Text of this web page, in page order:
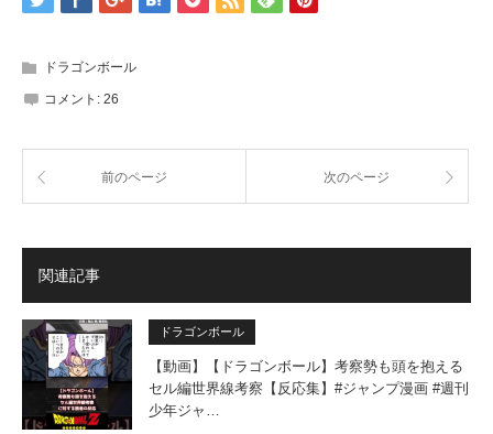
ドラゴンボール
コメント: 26
前のページ 次のページ
関連記事
ドラゴンボール
【動画】【ドラゴンボール】考察勢も頭を抱える
セル編世界線考察【反応集】#ジャンプ漫画 #週刊
少年ジャ…